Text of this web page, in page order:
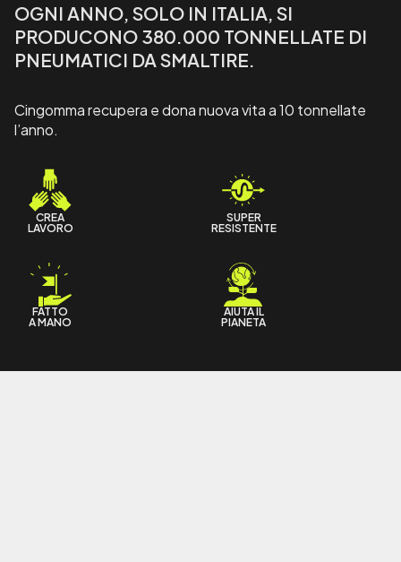
OGNI ANNO, SOLO IN ITALIA, SI
PRODUCONO 380.000 TONNELLATE DI
PNEUMATICI DA SMALTIRE.
Cingomma recupera e dona nuova vita a 10 tonnellate
l’anno.
CREA
LAVORO
SUPER
RESISTENTE
FATTO
A MANO
AIUTA IL
PIANETA